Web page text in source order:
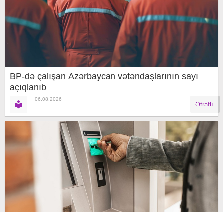
BP-də çalışan Azərbaycan vətəndaşlarının sayı
açıqlanıb
06.08.2026
Ətraflı